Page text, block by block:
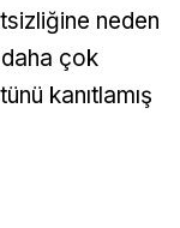
neden
çok
kanıtlamış